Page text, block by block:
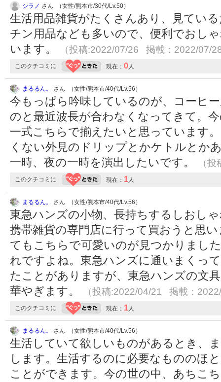
シラノ さん （女性/熊本市/30代/Lv.50）
生活用品雑貨がたくさんあり、見てい
チン用品なども多いので、便利でおし
います。
（投稿:2022/07/26 掲載：2022/07/
このクチコミに 現在： 0人
まるるん。 さん （女性/熊本市/40代/Lv.56）
今もっぱら吟味しているのが、コーヒ
のと最近波長が合わなくなってきて。
一式こちらで揃えたいと思っています
くない外見のドリップとかケトルとか
一時、夜の一時を演出したいです。
（
このクチコミに 現在： 1人
まるるん。 さん （女性/熊本市/40代/Lv.56）
東急ハンズの小物、長持ちするしおし
携帯雑貨の専門店に行って買おうと思
てもこちらで可愛いのが見つかりまし
れですよね。東急ハンズに通いまくっ
たことがありますが、東急ハンズの文
華やぎます。
（投稿:2022/04/21 掲載：
このクチコミに 現在： 1人
まるるん。 さん （女性/熊本市/40代/Lv.56）
生活していて欲しいものがあるとき、
します。生活するのに必要なもののほ
ことができます。今の世の中、あちこ